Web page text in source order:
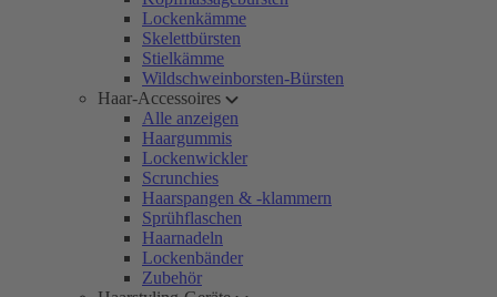
Lockenkämme
Skelettbürsten
Stielkämme
Wildschweinborsten-Bürsten
Haar-Accessoires
Alle anzeigen
Haargummis
Lockenwickler
Scrunchies
Haarspangen & -klammern
Sprühflaschen
Haarnadeln
Lockenbänder
Zubehör